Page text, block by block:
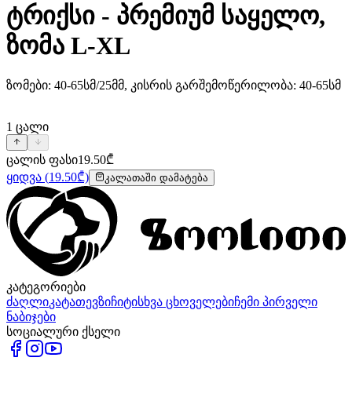
ტრიქსი - პრემიუმ საყელო,
ზომა L-XL
ზომები: 40-65სმ/25მმ, კისრის გარშემოწერილობა: 40-65სმ
1 ცალი
ცალის ფასი19.50₾
ყიდვა (19.50₾) კალათაში დამატება
კატეგორიები
ძაღლიკატათევზიჩიტისხვა ცხოველებიჩემი პირველი
ნაბიჯები
სოციალური ქსელი